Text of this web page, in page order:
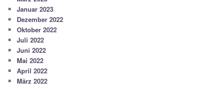
Januar 2023
Dezember 2022
Oktober 2022
Juli 2022
Juni 2022
Mai 2022
April 2022
März 2022